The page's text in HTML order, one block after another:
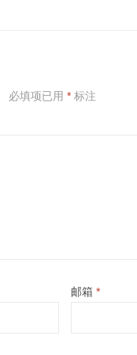
必填项已用 * 标注
邮箱 *